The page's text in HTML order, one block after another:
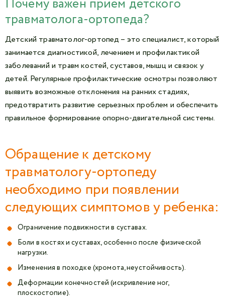
травматолога-ортопеда?
Детский травматолог-ортопед – это специалист, который
занимается диагностикой, лечением и профилактикой
заболеваний и травм костей, суставов, мышц и связок у
детей. Регулярные профилактические осмотры позволяют
выявить возможные отклонения на ранних стадиях,
предотвратить развитие серьезных проблем и обеспечить
правильное формирование опорно-двигательной системы.
Обращение к детскому
травматологу-ортопеду
необходимо при появлении
следующих симптомов у ребенка:
Ограничение подвижности в суставах.
Боли в костях и суставах, особенно после физической
нагрузки.
Изменения в походке (хромота, неустойчивость).
Деформации конечностей (искривление ног,
плоскостопие).